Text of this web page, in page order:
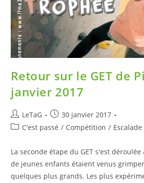
Retour sur le GET de
janvier 2017
LeTaG
30 janvier 2017
C'est passé / Compétition / Escalade
La seconde étape du GET s'est déroulée
de jeunes enfants étaient venus
quelques plus grands. Les plus